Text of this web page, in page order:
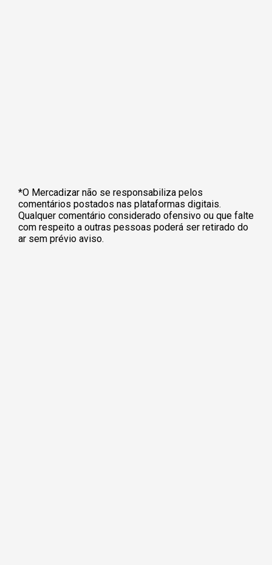
*O Mercadizar não se responsabiliza pelos
comentários postados nas plataformas digitais.
Qualquer comentário considerado ofensivo ou que falte
com respeito a outras pessoas poderá ser retirado do
ar sem prévio aviso.